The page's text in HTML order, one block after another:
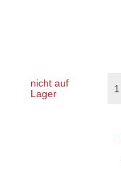
nicht auf
Lager